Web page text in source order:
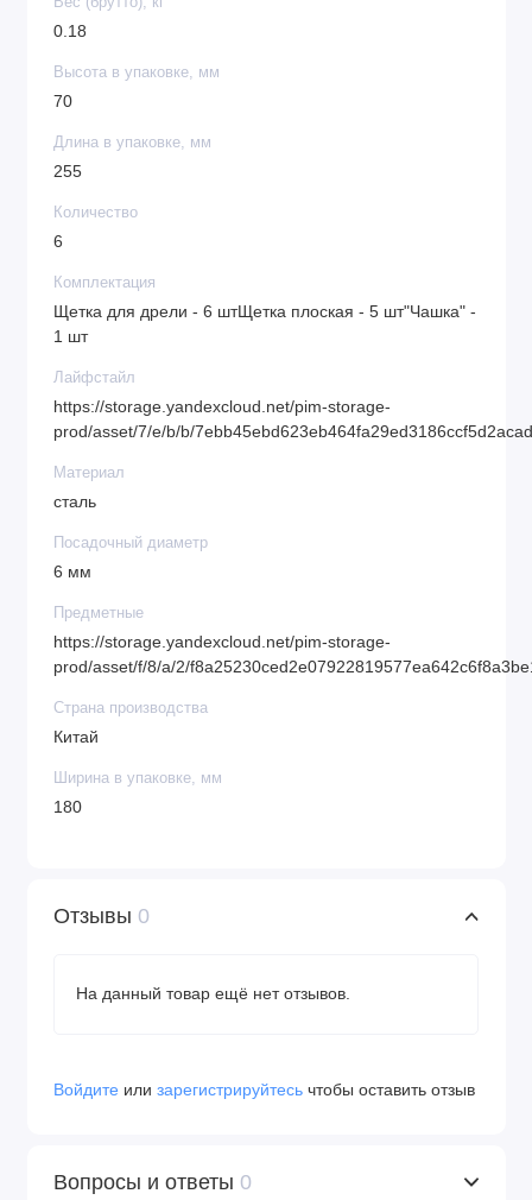
0.18
Высота в упаковке, мм
70
Длина в упаковке, мм
255
Количество
6
Комплектация
Щетка для дрели - 6 штЩетка плоская - 5 шт"Чашка" -
1 шт
Лайфстайл
https://storage.yandexcloud.net/pim-storage-
prod/asset/7/e/b/b/
Материал
сталь
Посадочный диаметр
6 мм
Предметные
https://storage.yandexcloud.net/pim-storage-
prod/asset/f/8/a/2/
Страна производства
Китай
Ширина в упаковке, мм
180
Отзывы 0
На данный товар ещё нет отзывов.
Войдите или зарегистрируйтесь чтобы оставить отзыв
Вопросы и ответы 0